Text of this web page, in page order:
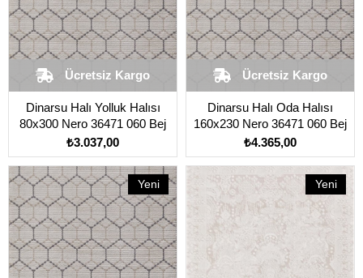
Dinarsu Halı Yolluk Halısı
80x300 Nero 36471 060 Bej
₺3.037,00
Ücretsiz Kargo
Dinarsu Halı Oda Halısı
160x230 Nero 36471 060 Bej
₺4.365,00
Ücretsiz Kargo
Yeni
Ürün
Yeni
Ürün